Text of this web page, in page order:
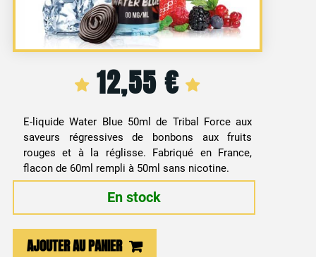
12,55 €
E-liquide Water Blue 50ml de Tribal Force aux
saveurs régressives de bonbons aux fruits
rouges et à la réglisse. Fabriqué en France,
flacon de 60ml rempli à 50ml sans nicotine.
En stock
quantité
AJOUTER AU PANIER